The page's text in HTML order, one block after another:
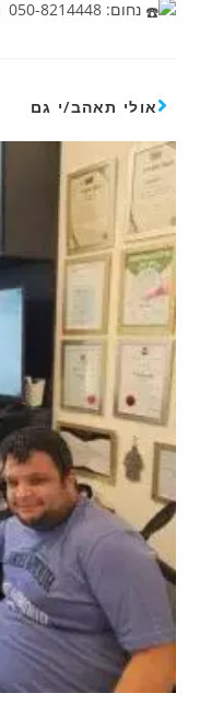
נחום: 050-8214448
אולי תאהב/י גם